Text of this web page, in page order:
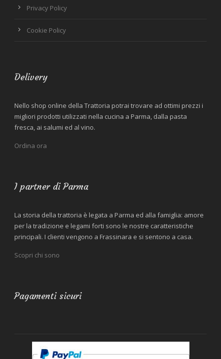
Privacy Policy
Cookie Policy
Delivery
Nello shop online della Trattoria potrai trovare ad ottimi prezzi i
migliori prodotti utilizzati nella cucina a Parma, dalla pasta
fresca, ai salumi ed al vino.
Ordina ora
I partner di Parma
La storia della trattoria è legata a Parma ed alla famiglia: amore
per la tradizione e legami forti sono le nostre caratteristiche
principali. I clienti vengono a Frassinara e si sentono a casa.
Scopri chi sono
Pagamenti sicuri